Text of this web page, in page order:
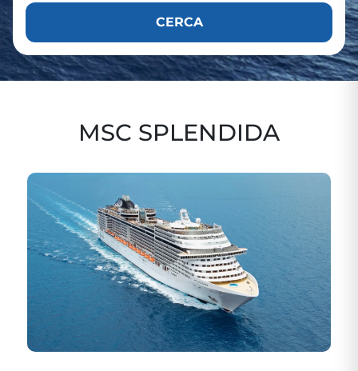
CERCA
MSC SPLENDIDA